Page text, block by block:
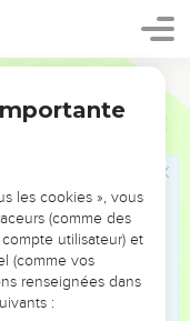
que leur
que l'Éternel avait
à l'Éternel des
l'Éternel a appelé
Hur, de la tribu de
d'industrie
les cookies », vous
(comme des
utilisateur) et
(comme vos
renseignées dans
: